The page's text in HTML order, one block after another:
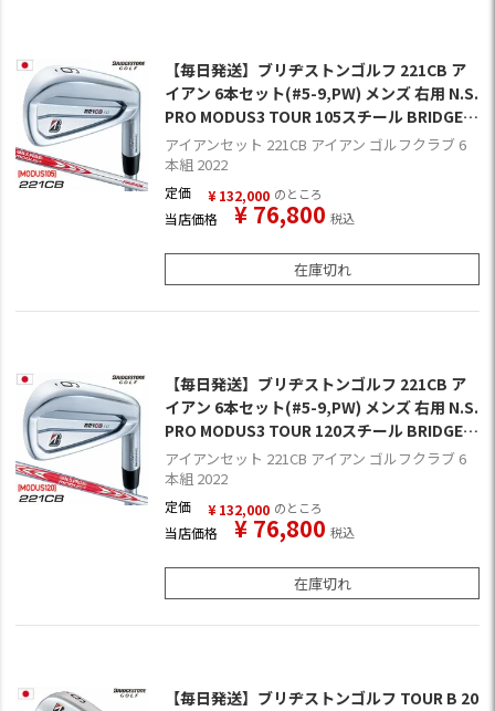
【毎日発送】ブリヂストンゴルフ 221CB ア
イアン 6本セット(#5-9,PW) メンズ 右用 N.S.
PRO MODUS3 TOUR 105スチール BRIDGES
TONE GOLF 日本正規品
アイアンセット 221CB アイアン ゴルフクラブ 6
本組 2022
定価 ¥ 132,000 のところ
当店価格 ¥ 76,800 税込
在庫切れ
【毎日発送】ブリヂストンゴルフ 221CB ア
イアン 6本セット(#5-9,PW) メンズ 右用 N.S.
PRO MODUS3 TOUR 120スチール BRIDGES
TONE GOLF 日本正規品
アイアンセット 221CB アイアン ゴルフクラブ 6
本組 2022
定価 ¥ 132,000 のところ
当店価格 ¥ 76,800 税込
在庫切れ
【毎日発送】ブリヂストンゴルフ TOUR B 20